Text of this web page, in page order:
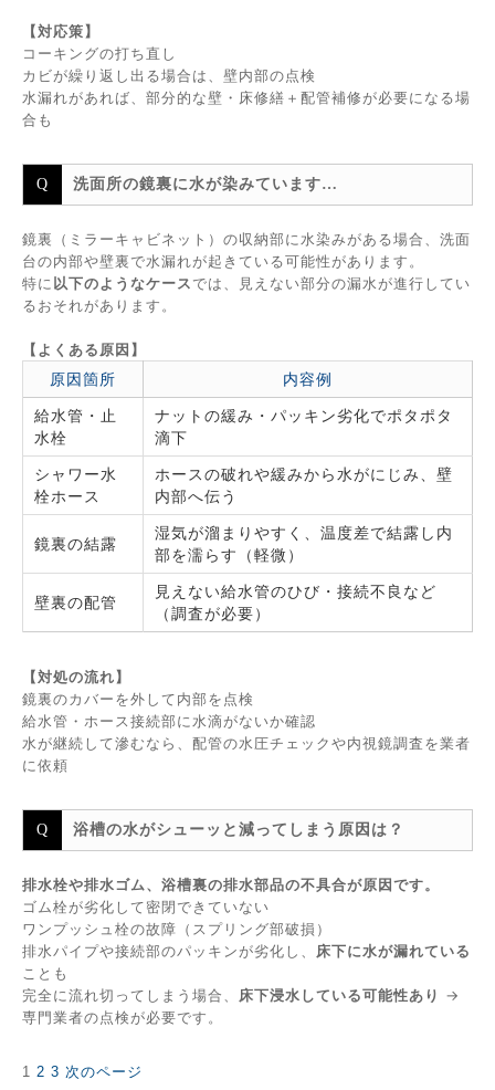
【対応策】
コーキングの打ち直し
カビが繰り返し出る場合は、壁内部の点検
水漏れがあれば、部分的な壁・床修繕＋配管補修が必要になる場
合も
洗面所の鏡裏に水が染みています…
鏡裏（ミラーキャビネット）の収納部に水染みがある場合、洗面
台の内部や壁裏で水漏れが起きている可能性があります。
特に 以下のようなケースでは、見えない部分の漏水が進行してい
るおそれがあります。
【よくある原因】
原因箇所
内容例
給水管・止
水栓
ナットの緩み・パッキン劣化でポタポタ
滴下
シャワー水
栓ホース
ホースの破れや緩みから水がにじみ、壁
内部へ伝う
鏡裏の結露
湿気が溜まりやすく、温度差で結露し内
部を濡らす（軽微）
壁裏の配管
見えない給水管のひび・接続不良など
（調査が必要）
【対処の流れ】
鏡裏のカバーを外して内部を点検
給水管・ホース接続部に水滴がないか確認
水が継続して滲むなら、配管の水圧チェックや内視鏡調査を業者
に依頼
浴槽の水がシューッと減ってしまう原因は？
排水栓や排水ゴム、浴槽裏の排水部品の不具合が原因です。
ゴム栓が劣化して密閉できていない
ワンプッシュ栓の故障（スプリング部破損）
排水パイプや接続部のパッキンが劣化し、 床下に水が漏れている
ことも
完全に流れ切ってしまう場合、 床下浸水している可能性あり →
専門業者の点検が必要です。
投固
1 固
2 固
3 次のページ